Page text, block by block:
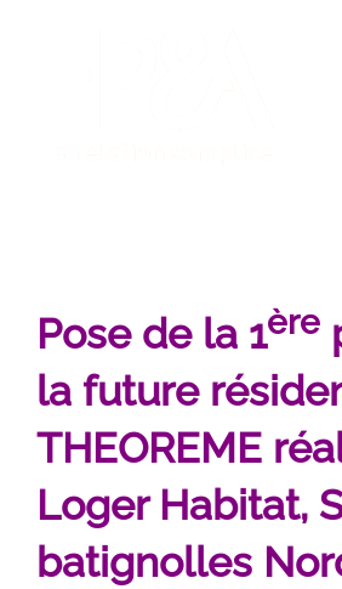
Pose de la 1ère
la future
THEOREME
Loger Habitat,
batignolles